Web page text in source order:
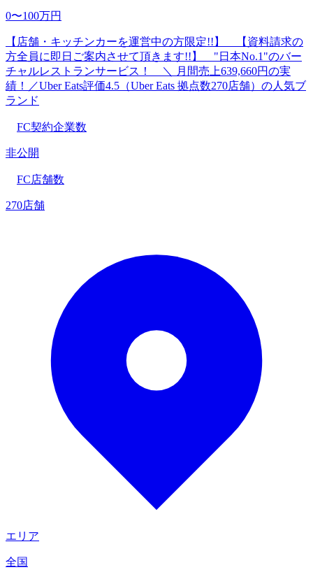
0〜100万円
【店舗・キッチンカーを運営中の方限定!!】 【資料請求の
方全員に即日ご案内させて頂きます!!】 "日本No.1"のバー
チャルレストランサービス！ ＼ 月間売上639,660円の実
績！／Uber Eats評価4.5（Uber Eats 拠点数270店舗）の人気ブ
ランド
FC契約企業数
非公開
FC店舗数
270店舗
エリア
全国